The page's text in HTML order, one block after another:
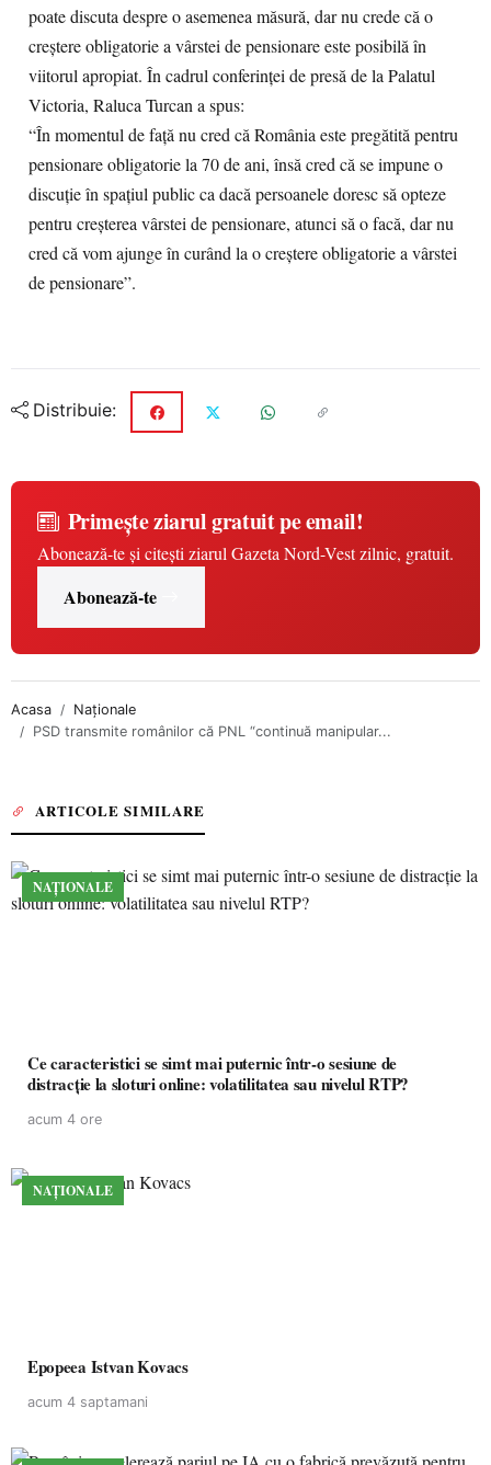
poate discuta despre o asemenea măsură, dar nu crede că o
creştere obligatorie a vârstei de pensionare este posibilă în
viitorul apropiat. În cadrul conferinţei de presă de la Palatul
Victoria, Raluca Turcan a spus:
“În momentul de faţă nu cred că România este pregătită pentru
pensionare obligatorie la 70 de ani, însă cred că se impune o
discuţie în spaţiul public ca dacă persoanele doresc să opteze
pentru creşterea vârstei de pensionare, atunci să o facă, dar nu
cred că vom ajunge în curând la o creştere obligatorie a vârstei
de pensionare”.
Distribuie:
Primește ziarul gratuit pe email!
Abonează-te și citești ziarul Gazeta Nord-Vest zilnic, gratuit.
Abonează-te
Acasa
Naționale
PSD transmite românilor că PNL “continuă manipular...
ARTICOLE SIMILARE
NAȚIONALE
Ce caracteristici se simt mai puternic într-o sesiune de
distracție la sloturi online: volatilitatea sau nivelul RTP?
acum 4 ore
NAȚIONALE
Epopeea Istvan Kovacs
acum 4 saptamani